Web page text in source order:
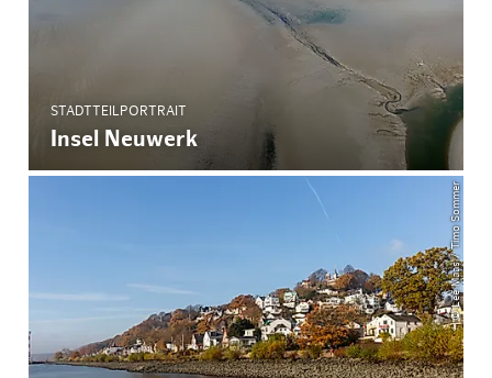
STADTTEILPORTRAIT
Insel Neuwerk
© Lee Maas / Timo Sommer